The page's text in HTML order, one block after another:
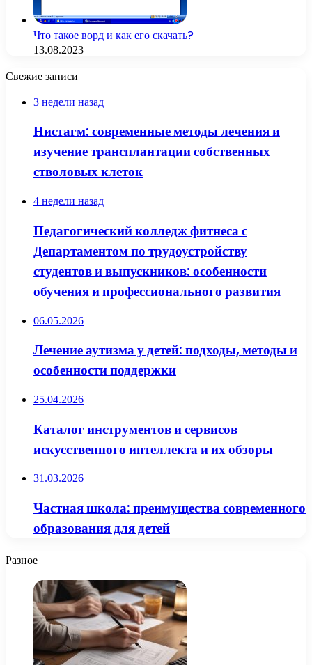
Что такое ворд и как его скачать?
13.08.2023
Свежие записи
3 недели назад
Нистагм: современные методы лечения и
изучение трансплантации собственных
стволовых клеток
4 недели назад
Педагогический колледж фитнеса с
Департаментом по трудоустройству
студентов и выпускников: особенности
обучения и профессионального развития
06.05.2026
Лечение аутизма у детей: подходы, методы и
особенности поддержки
25.04.2026
Каталог инструментов и сервисов
искусственного интеллекта и их обзоры
31.03.2026
Частная школа: преимущества современного
образования для детей
Разное